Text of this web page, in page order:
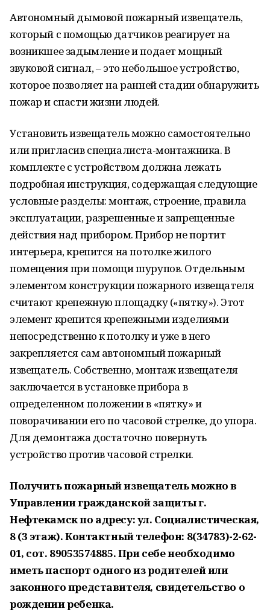
Автономный дымовой пожарный извещатель,
который с помощью датчиков реагирует на
возникшее задымление и подает мощный
звуковой сигнал, – это небольшое устройство,
которое позволяет на ранней стадии обнаружить
пожар и спасти жизни людей.
Установить извещатель можно самостоятельно
или пригласив специалиста-монтажника. В
комплекте с устройством должна лежать
подробная инструкция, содержащая следующие
условные разделы: монтаж, строение, правила
эксплуатации, разрешенные и запрещенные
действия над прибором. Прибор не портит
интерьера, крепится на потолке жилого
помещения при помощи шурупов. Отдельным
элементом конструкции пожарного извещателя
считают крепежную площадку («пятку»). Этот
элемент крепится крепежными изделиями
непосредственно к потолку и уже в него
закрепляется сам автономный пожарный
извещатель. Собственно, монтаж извещателя
заключается в установке прибора в
определенном положении в «пятку» и
поворачивании его по часовой стрелке, до упора.
Для демонтажа достаточно повернуть
устройство против часовой стрелки.
Получить пожарный извещатель можно в
Управлении гражданской защиты г.
Нефтекамск по адресу: ул. Социалистическая,
8 (3 этаж). Контактный телефон: 8(34783)-2-62-
01, сот. 89053574885. При себе необходимо
иметь паспорт одного из родителей или
законного представителя, свидетельство о
рождении ребенка.